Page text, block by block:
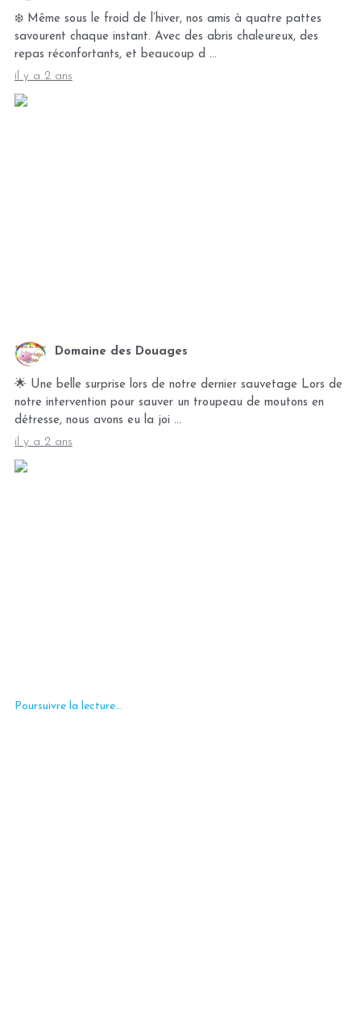
❄️ Même sous le froid de l’hiver, nos amis à quatre pattes
savourent chaque instant. Avec des abris chaleureux, des
repas réconfortants, et beaucoup d …
il y a 2 ans
Domaine des Douages
🌟 Une belle surprise lors de notre dernier sauvetage Lors de
notre intervention pour sauver un troupeau de moutons en
détresse, nous avons eu la joi …
il y a 2 ans
Poursuivre la lecture...